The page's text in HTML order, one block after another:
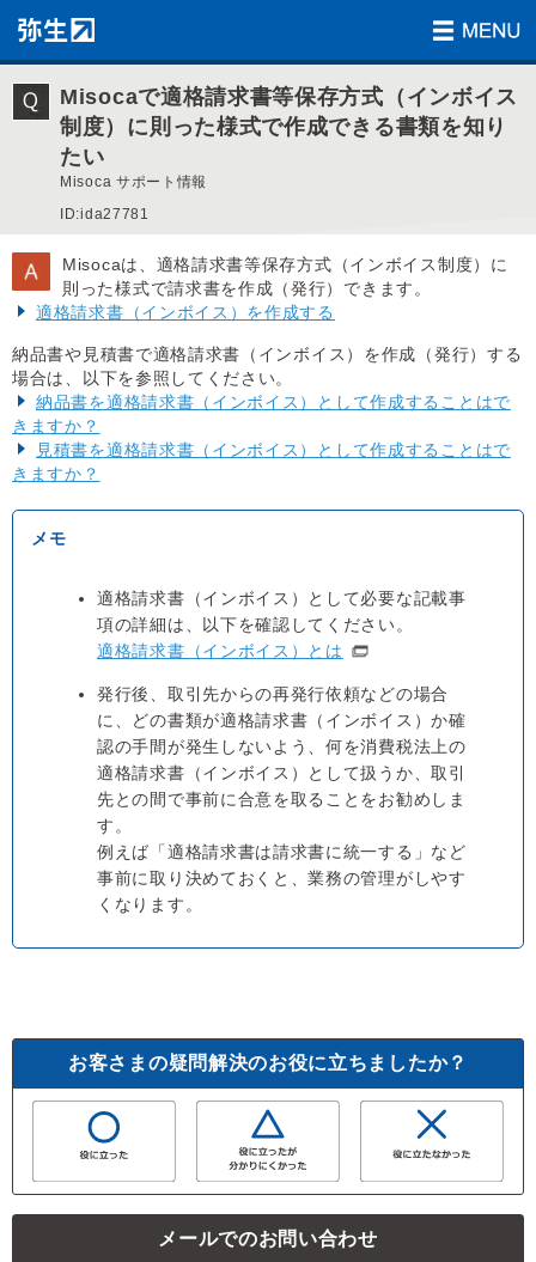
Misocaで適格請求書等保存方式（インボイス
制度）に則った様式で作成できる書類を知り
たい
Misoca サポート情報
ID:ida27781
Misocaは、適格請求書等保存方式（インボイス制度）に
則った様式で請求書を作成（発行）できます。
適格請求書（インボイス）を作成する
納品書や見積書で適格請求書（インボイス）を作成（発行）する
場合は、以下を参照してください。
納品書を適格請求書（インボイス）として作成することはで
きますか？
見積書を適格請求書（インボイス）として作成することはで
きますか？
適格請求書（インボイス）として必要な記載事
項の詳細は、以下を確認してください。
適格請求書（インボイス）とは
発行後、取引先からの再発行依頼などの場合
に、どの書類が適格請求書（インボイス）か確
認の手間が発生しないよう、何を消費税法上の
適格請求書（インボイス）として扱うか、取引
先との間で事前に合意を取ることをお勧めしま
す。
例えば「適格請求書は請求書に統一する」など
事前に取り決めておくと、業務の管理がしやす
くなります。
お客さまの疑問解決のお役に立ちましたか？
メールでのお問い合わせ